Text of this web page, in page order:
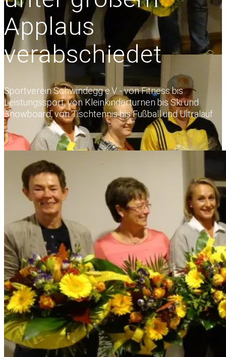
Applaus
verabschiedet
Sportverein Schwindegg e.V. - von Fitness bis
Leistungssport, von Kleinkinderturnen bis Ski und
Snowboard, von Tischtennis bis Fußball und Ultralauf